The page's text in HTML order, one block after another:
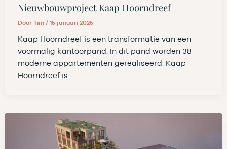
Nieuwbouwproject Kaap Hoorndreef
DoorTim /15 januari 2025
Kaap Hoorndreef is een transformatie van een
voormalig kantoorpand. In dit pand worden 38
moderne appartementen gerealiseerd. Kaap
Hoorndreef is